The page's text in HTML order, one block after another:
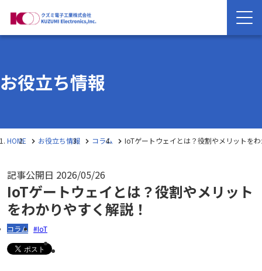
お役立ち情報
HOME お役立ち情報 コラム IoTゲートウェイとは？役割やメリットを
記事公開日 2026/05/26
IoTゲートウェイとは？役割やメリット
をわかりやすく解説！
コラム IoT